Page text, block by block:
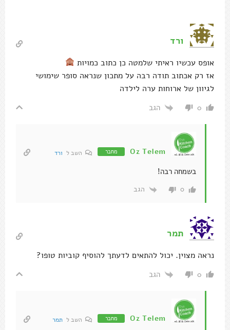
ורד
אופס עכשיו ראיתי שלמטה כן כתוב כמויות
אז רק אכתוב תודה רבה על מתכון שנראה סופר שימושי
לגיוון של ארוחות ערה לילדה
0 הגב
Oz Telem מחבר השב ל ורד
בשמחה רבה!
0 הגב
תמר
נראה מצוין. יכול להתאים לדעתך להוסיף קוביות טופו?
0 הגב
Oz Telem מחבר השב ל תמר